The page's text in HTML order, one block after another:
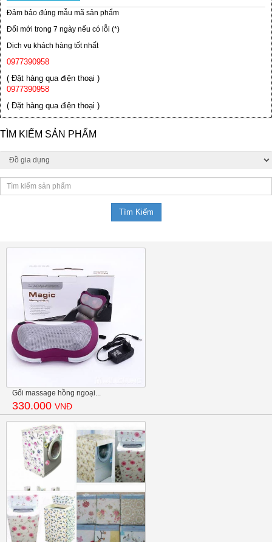
Đảm bảo đúng mẫu mã sản phẩm
Đổi mới trong 7 ngày nếu có lỗi (*)
Dịch vụ khách hàng tốt nhất
0977390958
( Đặt hàng qua điện thoại )
0977390958
( Đặt hàng qua điện thoại )
TÌM KIẾM SẢN PHẨM
Gối massage hồng ngoại...
330.000 VNĐ